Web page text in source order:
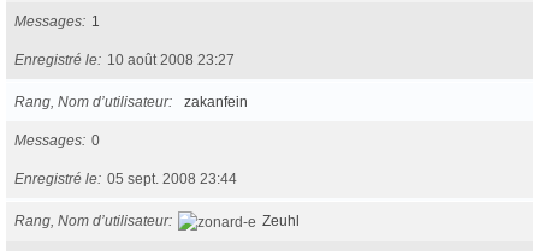
Messages 1
Enregistré le 10 août 2008 23:27
Rang, Nom d’utilisateur zakanfein
Messages 0
Enregistré le 05 sept. 2008 23:44
Rang, Nom d’utilisateur Zeuhl